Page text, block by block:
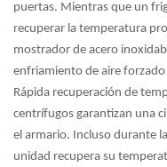
puertas. Mientras que un
recuperar la temperatura
mostrador de acero
enfriamiento de aire forzado
Rápida recuperación de
centrífugos garantizan una
el armario. Incluso durante
unidad recupera su